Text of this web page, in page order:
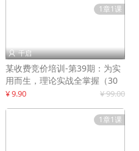
1章1课
 千启
某收费竞价培训-第39期：为实
用而生，理论实战全掌握（30
节课）
¥ 9.90 ¥ 99.00
1章1课